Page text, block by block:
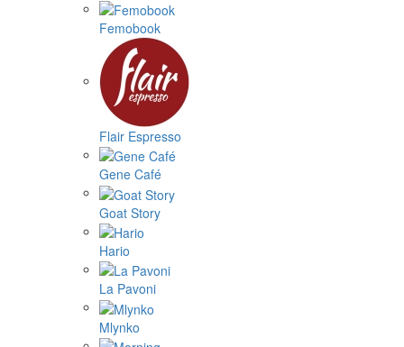
Femobook
Flair Espresso
Gene Café
Goat Story
Hario
La Pavoni
Mlynko